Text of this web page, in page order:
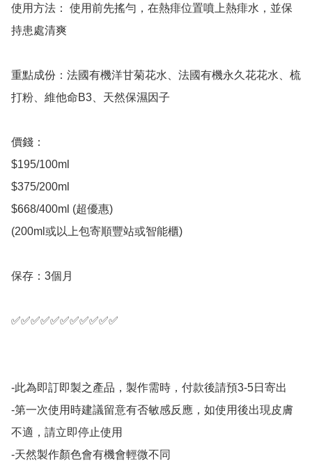
使用方法： 使用前先搖勻，在熱痱位置噴上熱痱水，並保
持患處清爽
重點成份：法國有機洋甘菊花水、法國有機永久花花水、梳
打粉、維他命B3、天然保濕因子
價錢：
$195/100ml
$375/200ml
$668/400ml (超優惠)
(200ml或以上包寄順豐站或智能櫃)
保存：3個月
✅✅✅✅✅✅✅✅✅✅✅
-此為即訂即製之產品，製作需時，付款後請預3-5日寄出
-第一次使用時建議留意有否敏感反應，如使用後出現皮膚
不適，請立即停止使用
-天然製作顏色會有機會輕微不同